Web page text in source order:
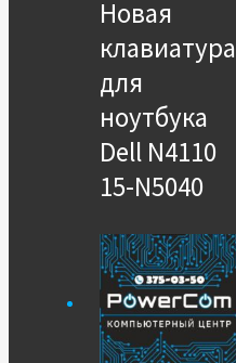
Новая
клавиатура
для
ноутбука
Dell N4110
15-N5040